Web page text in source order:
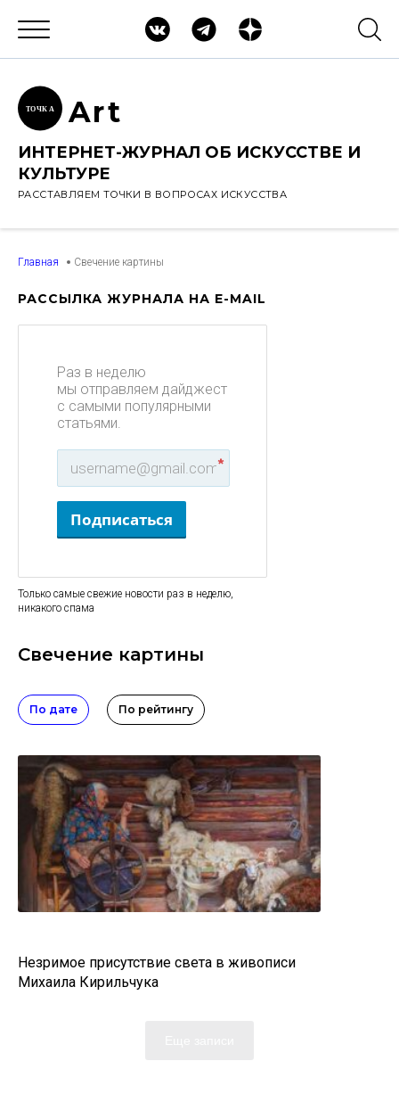
ТОЧК А Art
ИНТЕРНЕТ-ЖУРНАЛ ОБ ИСКУССТВЕ И
КУЛЬТУРЕ
РАССТАВЛЯЕМ ТОЧКИ В ВОПРОСАХ ИСКУССТВА
Главная Свечение картины
РАССЫЛКА ЖУРНАЛА НА E-MAIL
Раз в неделю
мы отправляем дайджест
с самыми популярными
статьями.
*
Подписаться
Только самые свежие новости раз в неделю,
никакого спама
Свечение картины
По дате По рейтингу
Незримое присутствие света в живописи
Михаила Кирильчука